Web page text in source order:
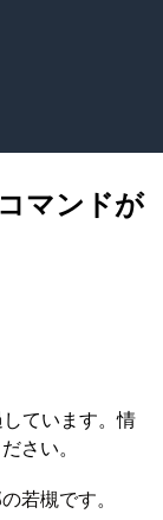
マンドが
ています。情
さい。
若槻です。